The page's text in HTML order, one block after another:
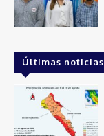
Últimas noticias